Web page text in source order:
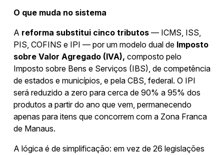
O que muda no sistema
A reforma substitui cinco tributos — ICMS, ISS,
PIS, COFINS e IPI — por um modelo dual de Imposto
sobre Valor Agregado (IVA), composto pelo
Imposto sobre Bens e Serviços (IBS), de competência
de estados e municípios, e pela CBS, federal. O IPI
será reduzido a zero para cerca de 90% a 95% dos
produtos a partir do ano que vem, permanecendo
apenas para itens que concorrem com a Zona Franca
de Manaus.
A lógica é de simplificação: em vez de 26 legislações